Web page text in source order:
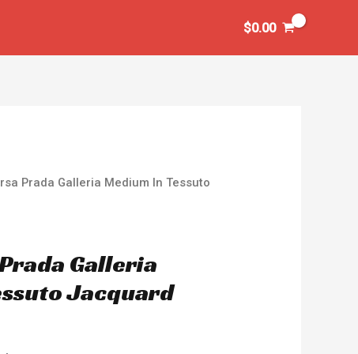
$0.00
Prada Galleria Medium In Tessuto
Galleria
Jacquard